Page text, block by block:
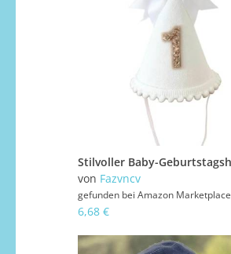
von Fazvncv
gefunden bei Amazon Marketplace
6,68 €